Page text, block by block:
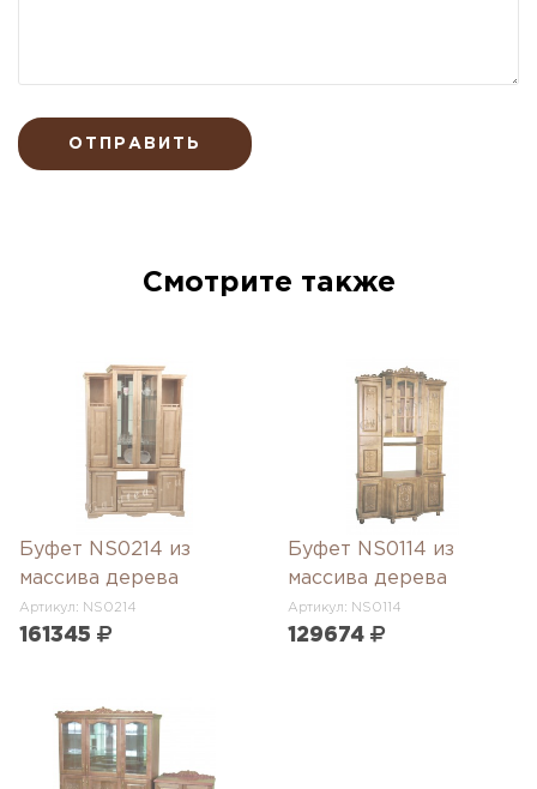
ОТПРАВИТЬ
Смотрите также
Буфет NS0214 из
массива дерева
Артикул: NS0214
161345
Буфет NS0114 из
массива дерева
Артикул: NS0114
129674